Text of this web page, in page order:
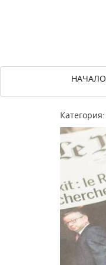
НАЧАЛО
Категория: